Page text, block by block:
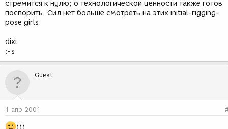
стремится к нулю; о технологической ценности также готов
поспорить. Сил нет больше смотреть на этих initial-rigging-
pose girls.
dixi
:-s
Guest
1 апр 2001